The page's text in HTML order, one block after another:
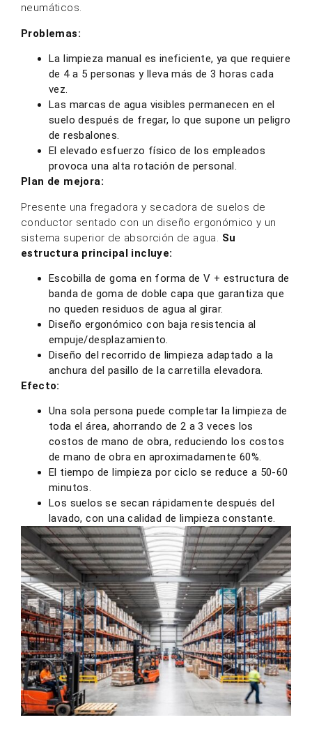
neumáticos.
Problemas:
La limpieza manual es ineficiente, ya que requiere
de 4 a 5 personas y lleva más de 3 horas cada
vez.
Las marcas de agua visibles permanecen en el
suelo después de fregar, lo que supone un peligro
de resbalones.
El elevado esfuerzo físico de los empleados
provoca una alta rotación de personal.
Plan de mejora:
Presente una fregadora y secadora de suelos de
conductor sentado con un diseño ergonómico y un
sistema superior de absorción de agua. Su
estructura principal incluye:
Escobilla de goma en forma de V + estructura de
banda de goma de doble capa que garantiza que
no queden residuos de agua al girar.
Diseño ergonómico con baja resistencia al
empuje/desplazamiento.
Diseño del recorrido de limpieza adaptado a la
anchura del pasillo de la carretilla elevadora.
Efecto:
Una sola persona puede completar la limpieza de
toda el área, ahorrando de 2 a 3 veces los
costos de mano de obra, reduciendo los costos
de mano de obra en aproximadamente 60%.
El tiempo de limpieza por ciclo se reduce a 50-60
minutos.
Los suelos se secan rápidamente después del
lavado, con una calidad de limpieza constante.